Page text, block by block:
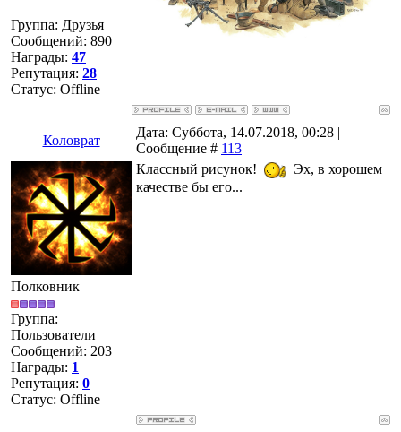
Группа: Друзья
Сообщений: 890
Награды: 47
Репутация: 28
Статус: Offline
Коловрат
Дата: Суббота, 14.07.2018, 00:28 |
Сообщение # 113
Полковник
Группа:
Пользователи
Сообщений: 203
Награды: 1
Репутация: 0
Статус: Offline
Классный рисунок!
Эх, в хорошем
качестве бы его...